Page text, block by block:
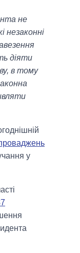
не
незаконні
діяти
в тому
у